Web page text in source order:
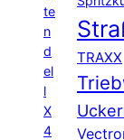
te
n
d
el
l
X
4
TRAXX